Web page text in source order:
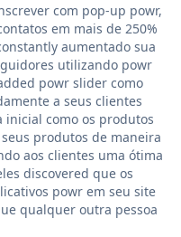
com pop-up powr,
em mais de 250%
aumentado sua
utilizando powr
powr slider como
a seus clientes
inicial como os produtos
produtos de maneira
aos clientes uma ótima
discovered que os
powr em seu site
qualquer outra pessoa